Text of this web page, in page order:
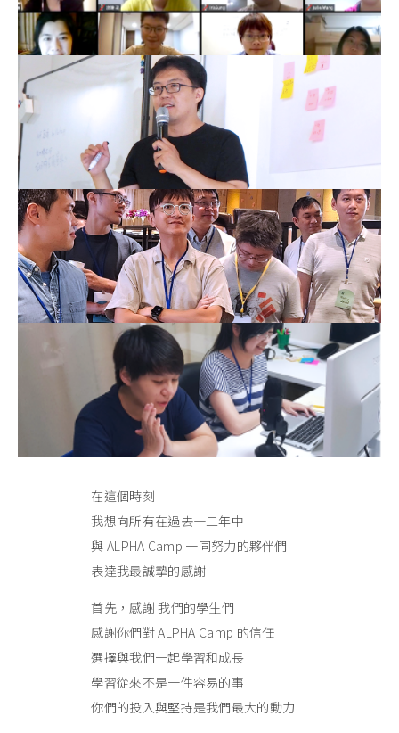
在這個時刻
我想向所有在過去十二年中
與 ALPHA Camp 一同努力的夥伴們
表達我最誠摯的感謝
首先，感謝 我們的學生們
感謝你們對 ALPHA Camp 的信任
選擇與我們一起學習和成長
學習從來不是一件容易的事
你們的投入與堅持是我們最大的動力